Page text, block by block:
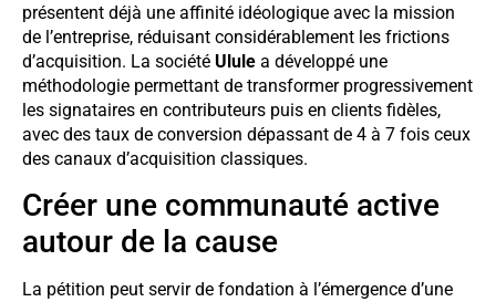
présentent déjà une affinité idéologique avec la mission
de l’entreprise, réduisant considérablement les frictions
d’acquisition. La société Ulule a développé une
méthodologie permettant de transformer progressivement
les signataires en contributeurs puis en clients fidèles,
avec des taux de conversion dépassant de 4 à 7 fois ceux
des canaux d’acquisition classiques.
Créer une communauté active
autour de la cause
La pétition peut servir de fondation à l’émergence d’une